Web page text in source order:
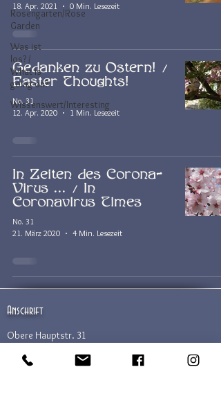
Rosengarten/Rose
Garden
Was ist
los? /
What is
going on?
Wissenswert/Interesting
18. Apr. 2021
0 Min. Lesezeit
Gedanken zu Ostern! /
Easter Thoughts!
No. 31
12. Apr. 2020
1 Min. Lesezeit
In Zeiten des Corona-
Virus ... / In
Coronavirus Times
No. 31
21. März 2020
4 Min. Lesezeit
Anschrift
Obere Hauptstr. 31
76889 Kapellen-Drusweiler